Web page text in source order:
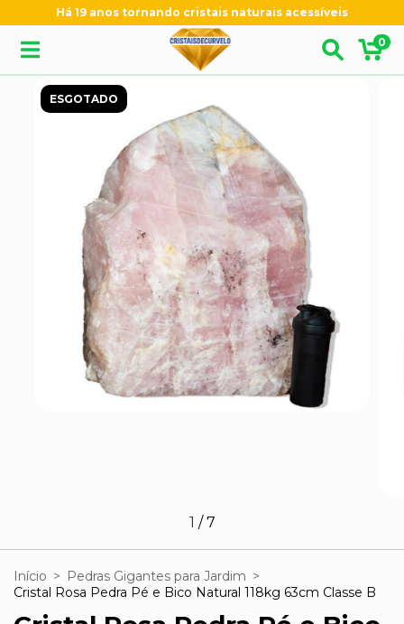
Há 19 anos tornando cristais naturais acessíveis
0
ESGOTADO
1 /7
Início > Pedras Gigantes para Jardim >
Cristal Rosa Pedra Pé e Bico Natural 118kg 63cm Classe B